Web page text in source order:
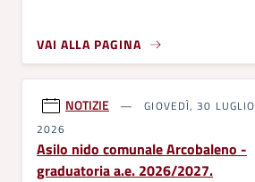
VAI ALLA PAGINA
NOTIZIE
GIOVEDÌ, 30 LUGLIO
2026
Asilo nido comunale Arcobaleno -
graduatoria a.e. 2026/2027.